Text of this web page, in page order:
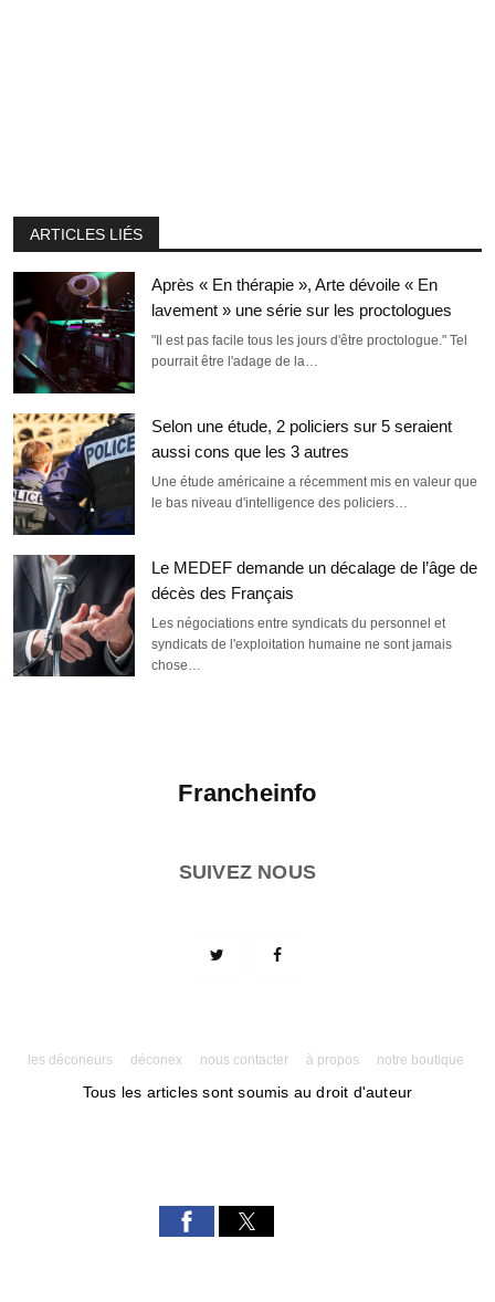
ARTICLES LIÉS
Après « En thérapie », Arte dévoile « En
lavement » une série sur les proctologues
"Il est pas facile tous les jours d'être proctologue." Tel
pourrait être l'adage de la…
Selon une étude, 2 policiers sur 5 seraient
aussi cons que les 3 autres
Une étude américaine a récemment mis en valeur que
le bas niveau d'intelligence des policiers…
Le MEDEF demande un décalage de l’âge de
décès des Français
Les négociations entre syndicats du personnel et
syndicats de l'exploitation humaine ne sont jamais
chose…
Francheinfo
SUIVEZ NOUS
les déconeurs déconex nous contacter à propos notre boutique
Tous les articles sont soumis au droit d'auteur